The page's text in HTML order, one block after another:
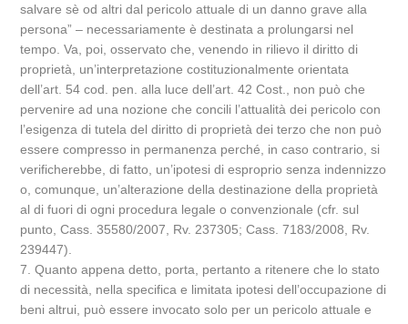
salvare sè od altri dal pericolo attuale di un danno grave alla
persona” – necessariamente è destinata a prolungarsi nel
tempo. Va, poi, osservato che, venendo in rilievo il diritto di
proprietà, un’interpretazione costituzionalmente orientata
dell’art. 54 cod. pen. alla luce dell’art. 42 Cost., non può che
pervenire ad una nozione che concili l’attualità dei pericolo con
l’esigenza di tutela del diritto di proprietà dei terzo che non può
essere compresso in permanenza perché, in caso contrario, si
verificherebbe, di fatto, un’ipotesi di esproprio senza indennizzo
o, comunque, un’alterazione della destinazione della proprietà
al di fuori di ogni procedura legale o convenzionale (cfr. sul
punto, Cass. 35580/2007, Rv. 237305; Cass. 7183/2008, Rv.
239447).
7. Quanto appena detto, porta, pertanto a ritenere che lo stato
di necessità, nella specifica e limitata ipotesi dell’occupazione di
beni altrui, può essere invocato solo per un pericolo attuale e